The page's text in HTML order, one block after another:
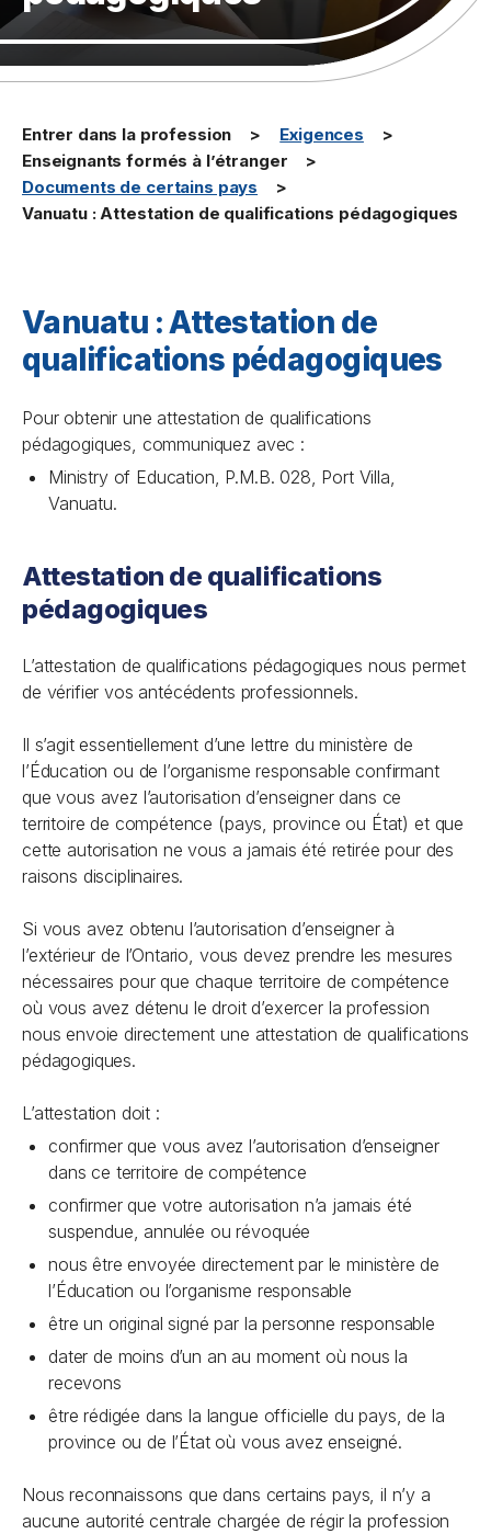
Entrer dans la profession
Exigences
Enseignants formés à l’étranger
Documents de certains pays
Vanuatu : Attestation de qualifications pédagogiques
Vanuatu : Attestation de
qualifications pédagogiques
Pour obtenir une attestation de qualifications
pédagogiques, communiquez avec :
Ministry of Education, P.M.B. 028, Port Villa,
Vanuatu.
Attestation de qualifications
pédagogiques
L’attestation de qualifications pédagogiques nous permet
de vérifier vos antécédents professionnels.
Il s’agit essentiellement d’une lettre du ministère de
l’Éducation ou de l’organisme responsable confirmant
que vous avez l’autorisation d’enseigner dans ce
territoire de compétence (pays, province ou État) et que
cette autorisation ne vous a jamais été retirée pour des
raisons disciplinaires.
Si vous avez obtenu l’autorisation d’enseigner à
l’extérieur de l’Ontario, vous devez prendre les mesures
nécessaires pour que chaque territoire de compétence
où vous avez détenu le droit d’exercer la profession
nous envoie directement une attestation de qualifications
pédagogiques.
L’attestation doit :
confirmer que vous avez l’autorisation d’enseigner
dans ce territoire de compétence
confirmer que votre autorisation n’a jamais été
suspendue, annulée ou révoquée
nous être envoyée directement par le ministère de
l’Éducation ou l’organisme responsable
être un original signé par la personne responsable
dater de moins d’un an au moment où nous la
recevons
être rédigée dans la langue officielle du pays, de la
province ou de l’État où vous avez enseigné.
Nous reconnaissons que dans certains pays, il n’y a
aucune autorité centrale chargée de régir la profession